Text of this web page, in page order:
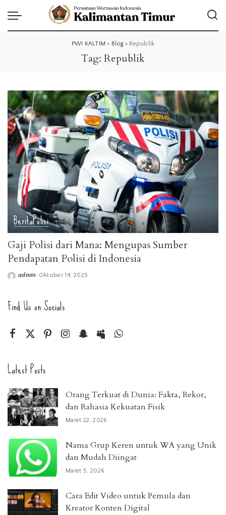
PWI KALTIM > Blog > Republik
Tag: Republik
BeritaPolisi
Gaji Polisi dari Mana: Mengupas Sumber
Pendapatan Polisi di Indonesia
Posted
admin Oktober 14, 2025
Find Us on Socials
Latest Posts
Orang Terkuat di Dunia: Fakta, Rekor,
dan Rahasia Kekuatan Fisik
Maret 22, 2026
Nama Grup Keren untuk WA yang Unik
dan Mudah Diingat
Maret 5, 2026
Cara Edit Video untuk Pemula dan
Kreator Konten Digital